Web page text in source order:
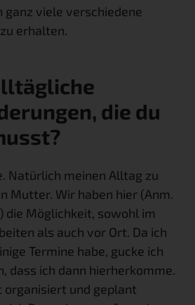
ganz viele verschiedene
erhalten.
die du
Natürlich meinen Alltag zu
Mutter. Wir haben hier (Anm.
die Möglichkeit, sowohl im
als auch vor Ort. Da ich
Termine habe, gucke ich
dass ich dann hierherkomme.
organisiert und geplant